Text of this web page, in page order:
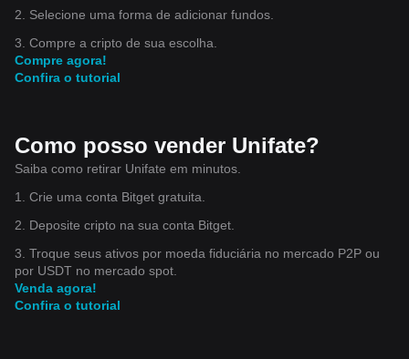
2. Selecione uma forma de adicionar fundos.
3. Compre a cripto de sua escolha.
Compre agora!
Confira o tutorial
Como posso vender Unifate?
Saiba como retirar Unifate em minutos.
1. Crie uma conta Bitget gratuita.
2. Deposite cripto na sua conta Bitget.
3. Troque seus ativos por moeda fiduciária no mercado P2P ou
por USDT no mercado spot.
Venda agora!
Confira o tutorial